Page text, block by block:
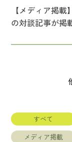
【メディア掲
の対談記事が掲
すべて
メディア掲載